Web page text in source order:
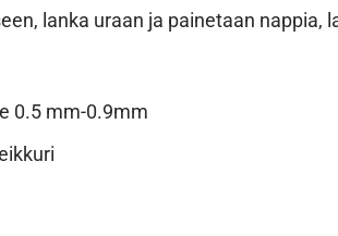
lanka uraan ja painetaan nappia,
0.5 mm-0.9mm